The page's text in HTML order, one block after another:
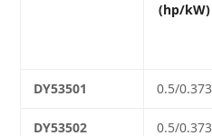
(hp/kW)
DY53501 0.5/0.373
DY53502 0.5/0.373